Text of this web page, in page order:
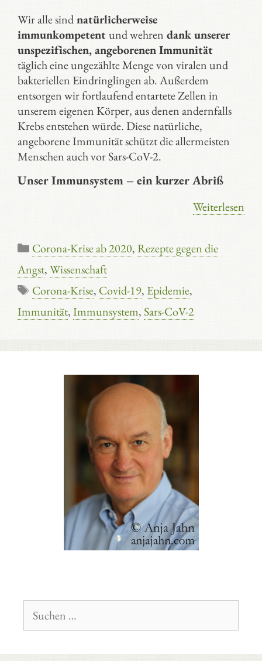
Wir alle sindnatürlicherweise
immunkompetentund wehren dank unserer
unspezifischen, angeborenen Immunität
täglich eine ungezählte Menge von viralen und
bakteriellen Eindringlingen ab. Außerdem
entsorgen wir fortlaufend entartete Zellen in
unserem eigenen Körper, aus denen andernfalls
Krebs entstehen würde. Diese natürliche,
angeborene Immunität schützt die allermeisten
Menschen auch vor Sars-CoV-2.
Unser Immunsystem – ein kurzer Abriß
Weiterlesen
Kategorien
Corona-Krise ab 2020,Rezepte gegen die
Angst,Wissenschaft
Schlagwörter
Corona-Krise, Covid-19, Epidemie,
Immunität,Immunsystem,Sars-CoV-2
nach: